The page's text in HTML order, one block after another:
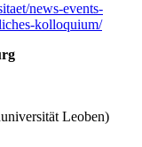
news-events-
kolloquium/
Leoben)